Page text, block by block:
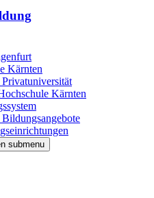
Kärnten
Kärnten
submenu